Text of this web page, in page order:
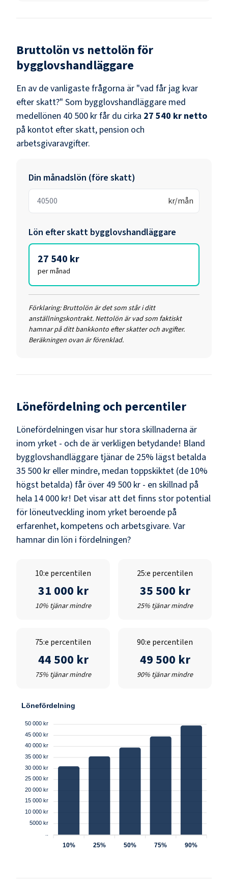
Bruttolön vs nettolön för
bygglovshandläggare
En av de vanligaste frågorna är "vad får jag kvar
efter skatt?" Som bygglovshandläggare med
medellönen 40 500 krfår du cirka 27 540 kr netto
på kontot efter skatt, pension och
arbetsgivaravgifter.
Din månadslön (före skatt)
kr/mån
Lön efter skatt bygglovshandläggare
27 540 kr
per månad
Förklaring: Bruttolön är det som står i ditt
anställningskontrakt. Nettolön är vad som faktiskt
hamnar på ditt bankkonto efter skatter och avgifter.
Beräkningen ovan är förenklad.
Lönefördelning och percentiler
Lönefördelningen visar hur stora skillnaderna är
inom yrket - och de är verkligen betydande! Bland
bygglovshandläggare tjänar de 25% lägst betalda
35 500 kr eller mindre, medan toppskiktet (de 10%
högst betalda) får över 49 500 kr - en skillnad på
hela 14 000 kr! Det visar att det finns stor potential
för löneutveckling inom yrket beroende på
erfarenhet, kompetens och arbetsgivare. Var
hamnar din lön i fördelningen?
10:e percentilen
31 000 kr
10% tjänar mindre
25:e percentilen
35 500 kr
25% tjänar mindre
75:e percentilen
44 500 kr
75% tjänar mindre
90:e percentilen
49 500 kr
90% tjänar mindre
Lönefördelning
50 000 kr
45 000 kr
40 000 kr
35 000 kr
30 000 kr
25 000 kr
20 000 kr
15 000 kr
10 000 kr
5000 kr
10% 25% 50% 75% 90%